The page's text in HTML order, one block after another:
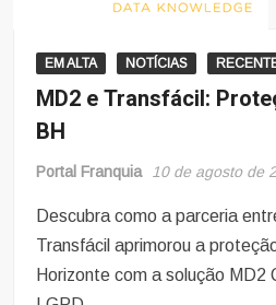
EM ALTA NOTÍCIAS
MD2 e Transfácil:
BH
Portal Franquia 10 de agosto de
Descubra como a parceria
Transfácil aprimorou a
Horizonte com a solução MD2